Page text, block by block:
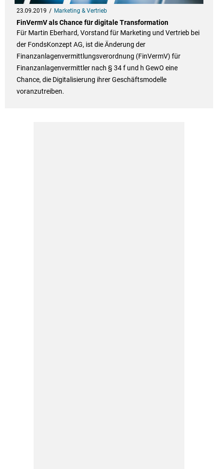
23.09.2019 Marketing & Vertrieb
FinVermV als Chance für digitale Transformation
Für Martin Eberhard, Vorstand für Marketing und Vertrieb bei
der FondsKonzept AG, ist die Änderung der
Finanzanlagenvermittlungsverordnung (FinVermV) für
Finanzanlagenvermittler nach § 34 f und h GewO eine
Chance, die Digitalisierung ihrer Geschäftsmodelle
voranzutreiben.